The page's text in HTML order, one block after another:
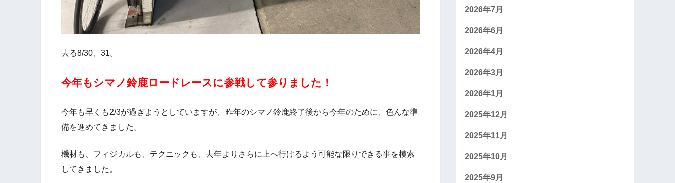
去る8/30、31。
今年もシマノ鈴鹿ロードレースに参戦して参りました！
今年も早くも2/3が過ぎようとしていますが、昨年のシマノ鈴鹿終了後から今年のために、色んな準
備を進めてきました。
機材も、フィジカルも、テクニックも、去年よりさらに上へ行けるよう可能な限りできる事を模索
してきました。
2026年7月
2026年6月
2026年4月
2026年3月
2026年1月
2025年12月
2025年11月
2025年10月
2025年9月